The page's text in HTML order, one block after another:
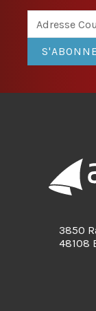
3850
48108